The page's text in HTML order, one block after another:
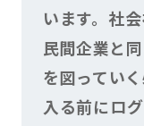
います。社
民間企業と
を図ってい
入る前にロ